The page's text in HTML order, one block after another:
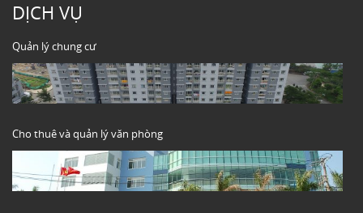
DỊCH VỤ
Quản lý chung cư
Cho thuê và quản lý văn phòng